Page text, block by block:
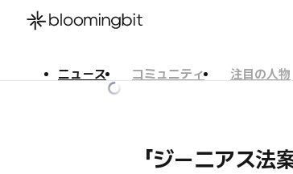
ニュース コミュニティ
注目の人物
「ジーニアス法